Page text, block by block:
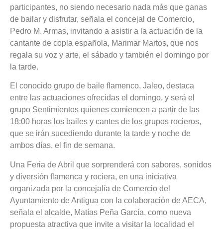
participantes, no siendo necesario nada más que ganas
de bailar y disfrutar, señala el concejal de Comercio,
Pedro M. Armas, invitando a asistir a la actuación de la
cantante de copla española, Marimar Martos, que nos
regala su voz y arte, el sábado y también el domingo por
la tarde.
El conocido grupo de baile flamenco, Jaleo, destaca
entre las actuaciones ofrecidas el domingo, y será el
grupo Sentimientos quienes comiencen a partir de las
18:00 horas los bailes y cantes de los grupos rocieros,
que se irán sucediendo durante la tarde y noche de
ambos días, el fin de semana.
Una Feria de Abril que sorprenderá con sabores, sonidos
y diversión flamenca y rociera, en una iniciativa
organizada por la concejalía de Comercio del
Ayuntamiento de Antigua con la colaboración de AECA,
señala el alcalde, Matías Peña García, como nueva
propuesta atractiva que invite a visitar la localidad el